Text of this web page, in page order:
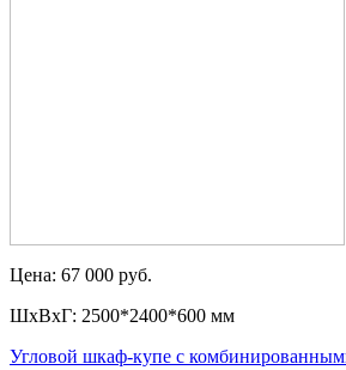
Цена: 67 000 руб.
ШxВxГ: 2500*2400*600 мм
Угловой шкаф-купе с